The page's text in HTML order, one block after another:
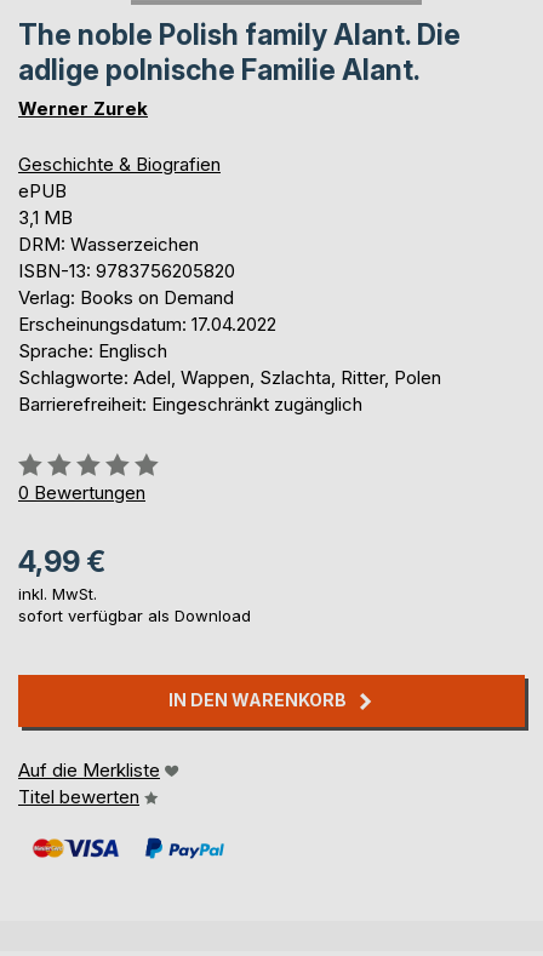
The noble Polish family Alant. Die
adlige polnische Familie Alant.
Werner Zurek
Geschichte & Biografien
ePUB
3,1 MB
DRM: Wasserzeichen
ISBN-13: 9783756205820
Verlag: Books on Demand
Erscheinungsdatum: 17.04.2022
Sprache: Englisch
Schlagworte: Adel, Wappen, Szlachta, Ritter, Polen
Barrierefreiheit: Eingeschränkt zugänglich
Bewertung::
0%
0 Bewertungen
4,99 €
inkl. MwSt.
sofort verfügbar als Download
IN DEN WARENKORB
Auf die Merkliste
Titel bewerten